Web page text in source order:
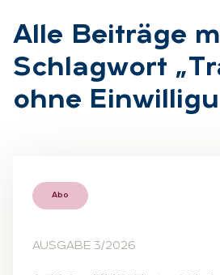
Alle Bei­trä­ge
Schlag­wort
ohne
Abo
AUSGABE 3/2026